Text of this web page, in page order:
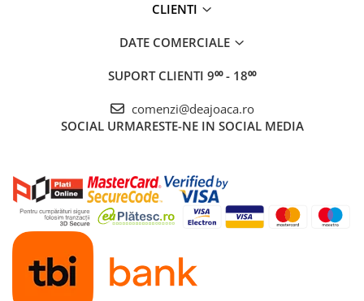
CLIENTI
DATE COMERCIALE
SUPORT CLIENTI 9⁰⁰ - 18⁰⁰
comenzi@deajoaca.ro
SOCIAL URMARESTE-NE IN SOCIAL MEDIA